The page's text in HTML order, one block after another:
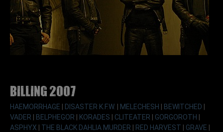
Billing 2007
HAEMORRHAGE | DISASTER K.F.W. | MELECHESH | BEWITCHED |
VADER | BELPHEGOR | KORADES | CLITEATER | GORGOROTH |
ASPHYX | THE BLACK DAHLIA MURDER | RED HARVEST | GRAVE |